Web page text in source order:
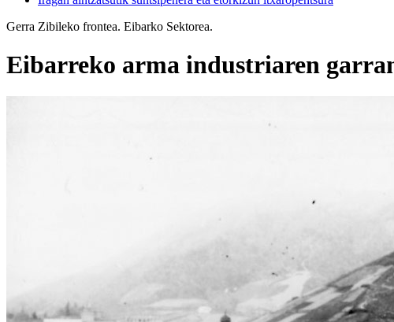
Gerra Zibileko frontea. Eibarko Sektorea.
Eibarreko arma industriaren